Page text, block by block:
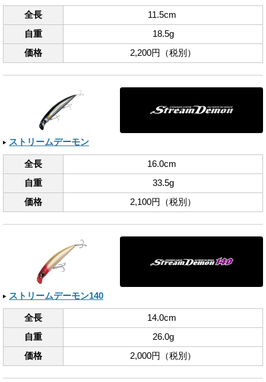
全長
11.5cm
自重
18.5g
価格
2,200円（税別）
ストリームデーモン
全長
16.0cm
自重
33.5g
価格
2,100円（税別）
ストリームデーモン140
全長
14.0cm
自重
26.0g
価格
2,000円（税別）